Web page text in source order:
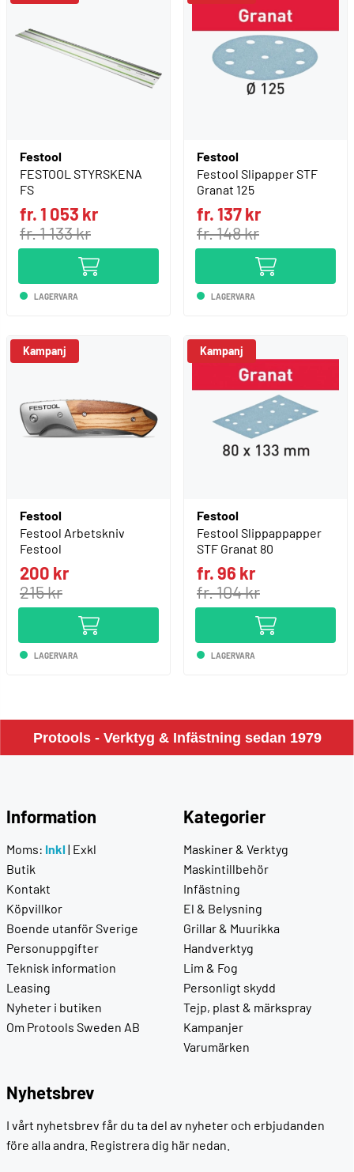
Festool
FESTOOL STYRSKENA
FS
fr. 1 053 kr
fr. 1 133 kr
LAGERVARA
Festool
Festool Slipapper STF
Granat 125
fr. 137 kr
fr. 148 kr
LAGERVARA
Kampanj
Festool
Festool Arbetskniv
Festool
200 kr
215 kr
LAGERVARA
Kampanj
Festool
Festool Slippappapper
STF Granat 80
fr. 96 kr
fr. 104 kr
LAGERVARA
Protools - Verktyg & Infästning sedan 1979
Information
Moms: Inkl | Exkl
Butik
Kontakt
Köpvillkor
Boende utanför Sverige
Personuppgifter
Teknisk information
Leasing
Nyheter i butiken
Om Protools Sweden AB
Kategorier
Maskiner & Verktyg
Maskintillbehör
Infästning
El & Belysning
Grillar & Muurikka
Handverktyg
Lim & Fog
Personligt skydd
Tejp, plast & märkspray
Kampanjer
Varumärken
Nyhetsbrev
I vårt nyhetsbrev får du ta del av nyheter och erbjudanden
före alla andra. Registrera dig här nedan.